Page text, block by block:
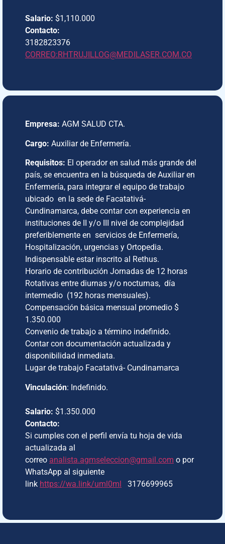
Salario: $1,110.000
Contacto:
3182823376
CORREO:RHTRUJILLOG@MEDILASER.COM.CO
Empresa: AGM SALUD CTA.
Cargo: Auxiliar de Enfermería.
Requisitos: El operador en salud más grande del
país, se encuentra en la búsqueda de Auxiliar en
Enfermería, para integrar el equipo de trabajo
ubicado en la sede de Facatativá-
Cundinamarca, debe contar con experiencia en
instituciones de II y/o III nivel de complejidad
preferiblemente en servicios de Enfermería,
Hospitalización, urgencias y Ortopedia.
Indispensable estar inscrito al Rethus.
Horario de contribución Jornadas de 12 horas
Rotativas entre diurnas y/o nocturnas, día
intermedio (192 horas mensuales).
Compensación básica mensual promedio $
1.350.000
Convenio de trabajo a término indefinido.
Contar con documentación actualizada y
disponibilidad inmediata.
Lugar de trabajo Facatativá- Cundinamarca
Vinculación: Indefinido.
Salario: $1.350.000
Contacto:
Si cumples con el perfil envía tu hoja de vida
actualizada al
correo analista.agmseleccion@gmail.com o por
WhatsApp al siguiente
link https://wa.link/uml0ml 3176699965